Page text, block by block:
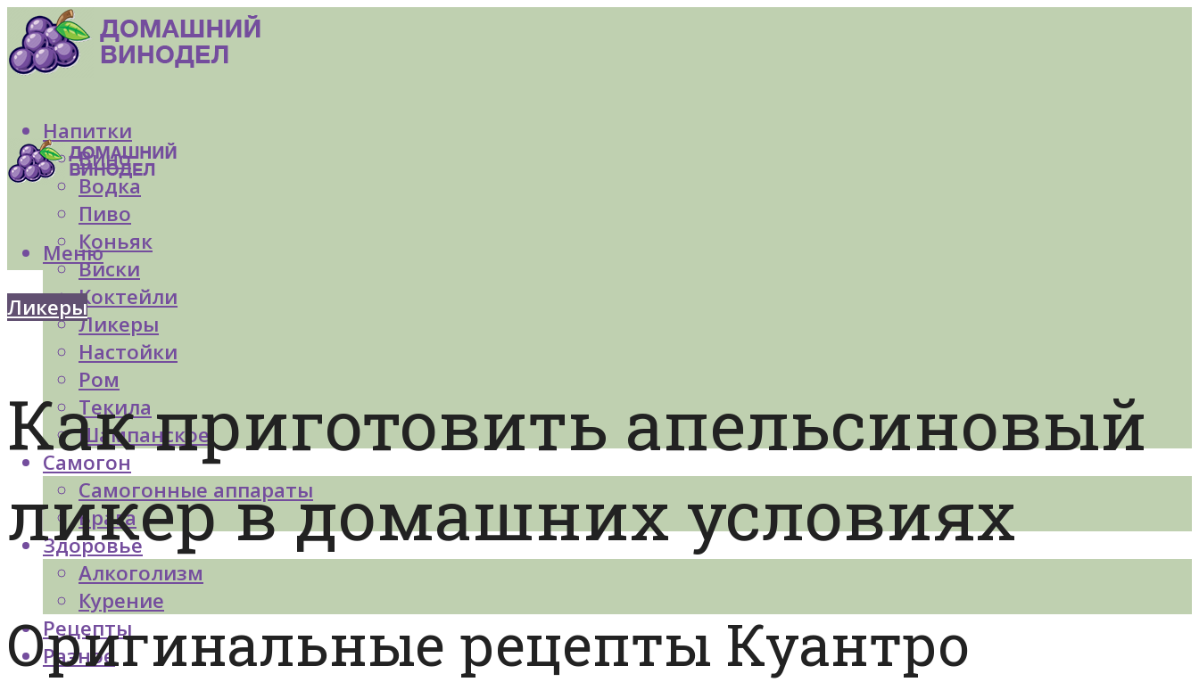
Напитки
Вино
Водка
Пиво
Коньяк
Виски
Коктейли
Ликеры
Настойки
Ром
Текила
Шампанское
Самогон
Самогонные аппараты
Брага
Здоровье
Алкоголизм
Курение
Рецепты
Разное
Меню
Ликеры
Как приготовить апельсиновый
ликер в домашних условиях
Оригинальные рецепты Куантро